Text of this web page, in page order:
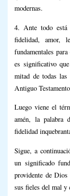
modernas.
4. Ante todo está
fidelidad, amor,
fundamentales
es significativo
mitad de todas las
Antiguo
Luego viene el
amén, la palabra
fidelidad
Sigue, a
un significado
providente de
sus fieles del mal y